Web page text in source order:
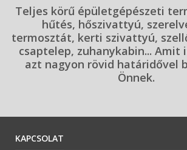
Teljes körű épületgépészeti
hűtés, hőszivattyú,
termosztát, kerti szivattyú,
csaptelep, zuhanykabin...
azt nagyon rövid határidővel
Önnek.
KAPCSOLAT